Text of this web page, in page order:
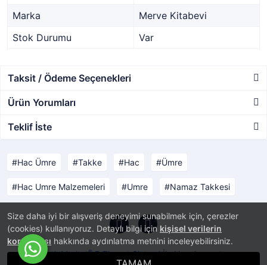
Size daha iyi bir alışveriş deneyimi sunabilmek için, çerezler
(cookies) kullanıyoruz. Detaylı bilgi için kişisel verilerin
korunması hakkında aydınlatma metnini inceleyebilirsiniz.
Marka
Merve Kitabevi
Stok Durumu
Var
Taksit / Ödeme Seçenekleri
Ürün Yorumları
Teklif İste
Hac Ümre Takke Hac Ümre
Hac Umre Malzemeleri Umre Namaz Takkesi
PlatinMarket®E-Ticaret Sistemiİle Hazırlanmıştır.